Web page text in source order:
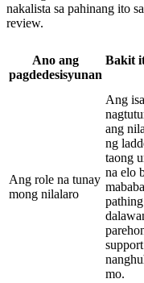
nakalista sa pahinang ito
review.
Ano ang
pagdedesisyunan
Bakit
Ang role na tunay
mong nilalaro
Ang
ang
ng
taong
na elo
mo.